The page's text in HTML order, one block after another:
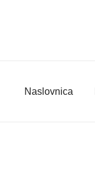
Naslovnica